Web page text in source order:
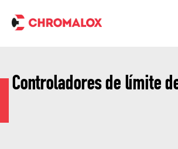
Controladores de límite